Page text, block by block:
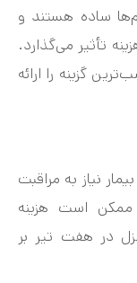
ساده هستند و
تأثیر می‌گذارد.
گزینه را ارائه
نیاز به مراقبت
ممکن است هزینه
در هفت‌ تیر بر